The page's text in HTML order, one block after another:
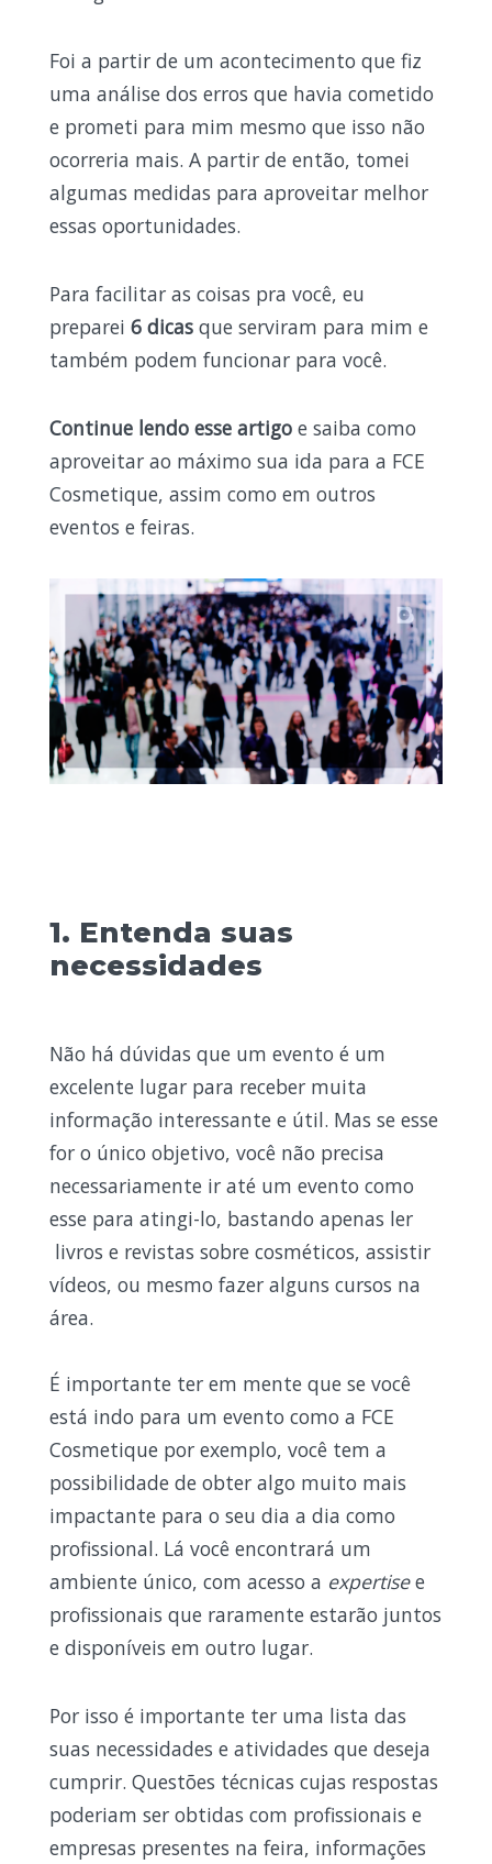
Foi a partir de um acontecimento que fiz
uma análise dos erros que havia cometido
e prometi para mim mesmo que isso não
ocorreria mais. A partir de então, tomei
algumas medidas para aproveitar melhor
essas oportunidades.
Para facilitar as coisas pra você, eu
preparei 6 dicasque serviram para mim e
também podem funcionar para você.
Continue lendo esse artigo e saiba como
aproveitar ao máximo sua ida para a FCE
Cosmetique, assim como em outros
eventos e feiras.
1. Entenda suas
necessidades
Não há dúvidas que um evento é um
excelente lugar para receber muita
informação interessante e útil. Mas se esse
for o único objetivo, você não precisa
necessariamente ir até um evento como
esse para atingi-lo, bastando apenas ler
livros e revistas sobre cosméticos, assistir
vídeos, ou mesmo fazer alguns cursos na
área.
É importante ter em mente que se você
está indo para um evento como a FCE
Cosmetique por exemplo, você tem a
possibilidade de obter algo muito mais
impactante para o seu dia a dia como
profissional. Lá você encontrará um
ambiente único, com acesso a expertisee
profissionais que raramente estarão juntos
e disponíveis em outro lugar.
Por isso é importante ter uma lista das
suas necessidades e atividades que deseja
cumprir. Questões técnicas cujas respostas
poderiam ser obtidas com profissionais e
empresas presentes na feira, informações